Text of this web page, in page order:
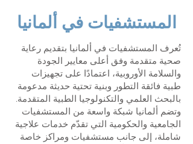
المستشفيات في ألمانيا
تُعرف المستشفيات في ألمانيا بتقديم رعاية
صحية متقدمة وفق أعلى معايير الجودة
والسلامة الأوروبية، اعتمادًا على تجهيزات
طبية فائقة التطور وبنية تحتية حديثة مدعومة
بالبحث العلمي والتكنولوجيا الطبية المتقدمة.
وتضم ألمانيا شبكة واسعة من المستشفيات
الجامعية والحكومية التي تقدّم خدمات علاجية
شاملة، إلى جانب مستشفيات ومراكز خاصة